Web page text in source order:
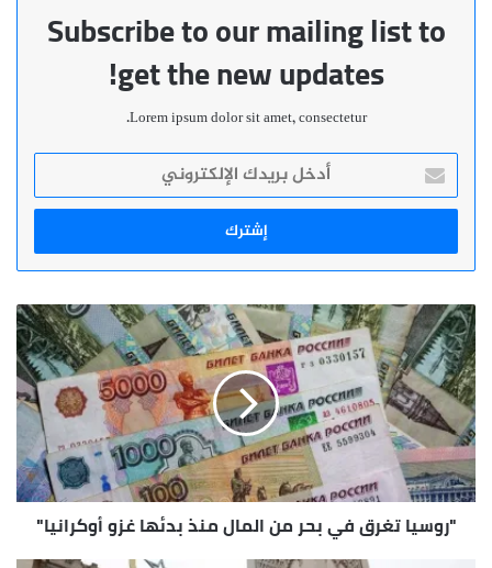
Subscribe to our mailing list to
get the new updates!
Lorem ipsum dolor sit amet, consectetur.
أدخل
بريدك
الإلكتروني
"روسيا
تغرق
في
بحر
من
المال
منذ
بدئها
غزو
أوكرانيا"
"روسيا تغرق في بحر من المال منذ بدئها غزو أوكرانيا"